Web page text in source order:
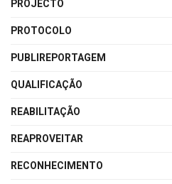
PROJECTO
PROTOCOLO
PUBLIREPORTAGEM
QUALIFICAÇÃO
REABILITAÇÃO
REAPROVEITAR
RECONHECIMENTO